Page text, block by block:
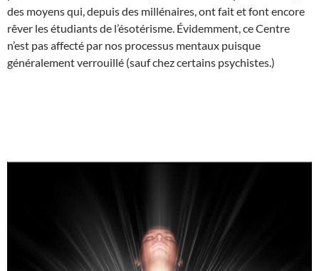
des moyens qui, depuis des millénaires, ont fait et font encore
rêver les étudiants de l’ésotérisme. Évidemment, ce Centre
n’est pas affecté par nos processus mentaux puisque
généralement verrouillé (sauf chez certains psychistes.)